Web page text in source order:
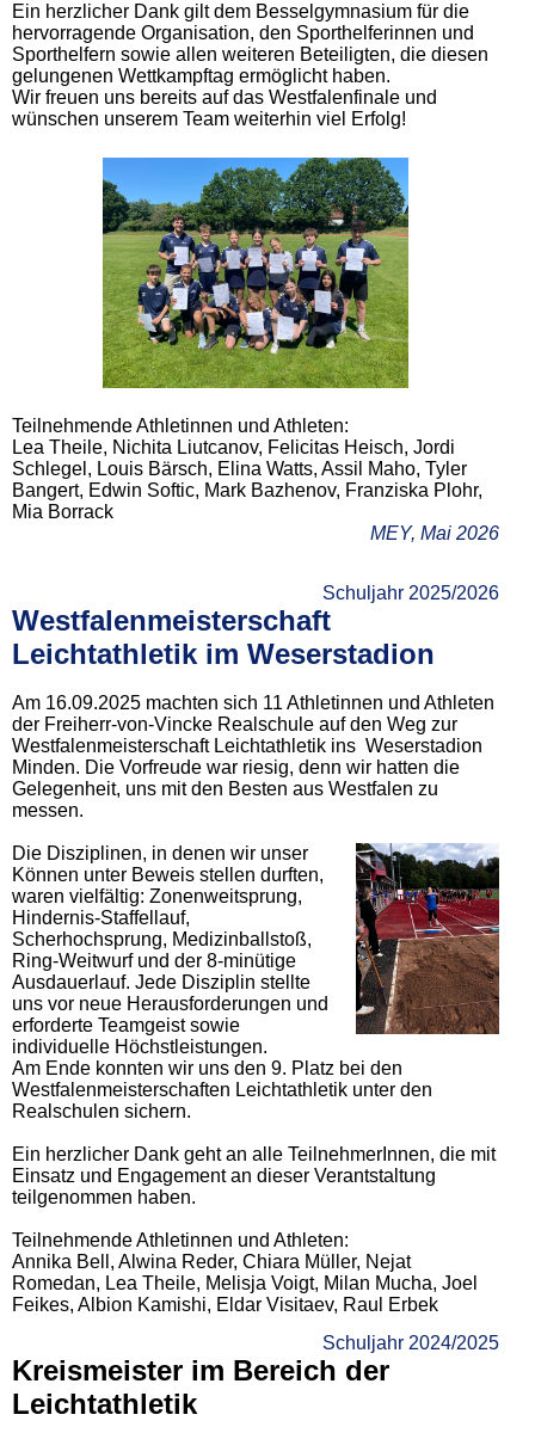
Ein herzlicher Dank gilt dem Besselgymnasium für die
hervorragende Organisation, den Sporthelferinnen und
Sporthelfern sowie allen weiteren Beteiligten, die diesen
gelungenen Wettkampftag ermöglicht haben.
Wir freuen uns bereits auf das Westfalenfinale und
wünschen unserem Team weiterhin viel Erfolg!
Teilnehmende Athletinnen und Athleten:
Lea Theile, Nichita Liutcanov, Felicitas Heisch, Jordi
Schlegel, Louis Bärsch, Elina Watts, Assil Maho, Tyler
Bangert, Edwin Softic, Mark Bazhenov, Franziska Plohr,
Mia Borrack
MEY, Mai 2026
Schuljahr 2025/2026
Westfalenmeisterschaft
Leichtathletik im Weserstadion
Am 16.09.2025 machten sich 11 Athletinnen und Athleten
der Freiherr-von-Vincke Realschule auf den Weg zur
Westfalenmeisterschaft Leichtathletik ins Weserstadion
Minden. Die Vorfreude war riesig, denn wir hatten die
Gelegenheit, uns mit den Besten aus Westfalen zu
messen.
Die Disziplinen, in denen wir unser
Können unter Beweis stellen durften,
waren vielfältig: Zonenweitsprung,
Hindernis-Staffellauf,
Scherhochsprung, Medizinballstoß,
Ring-Weitwurf und der 8-minütige
Ausdauerlauf. Jede Disziplin stellte
uns vor neue Herausforderungen und
erforderte Teamgeist sowie
individuelle Höchstleistungen.
Am Ende konnten wir uns den 9. Platz bei den
Westfalenmeisterschaften Leichtathletik unter den
Realschulen sichern.
Ein herzlicher Dank geht an alle TeilnehmerInnen, die mit
Einsatz und Engagement an dieser Verantstaltung
teilgenommen haben.
Teilnehmende Athletinnen und Athleten:
Annika Bell, Alwina Reder, Chiara Müller, Nejat
Romedan, Lea Theile, Melisja Voigt, Milan Mucha, Joel
Feikes, Albion Kamishi, Eldar Visitaev, Raul Erbek
Schuljahr 2024/2025
Kreismeister im Bereich der
Leichtathletik